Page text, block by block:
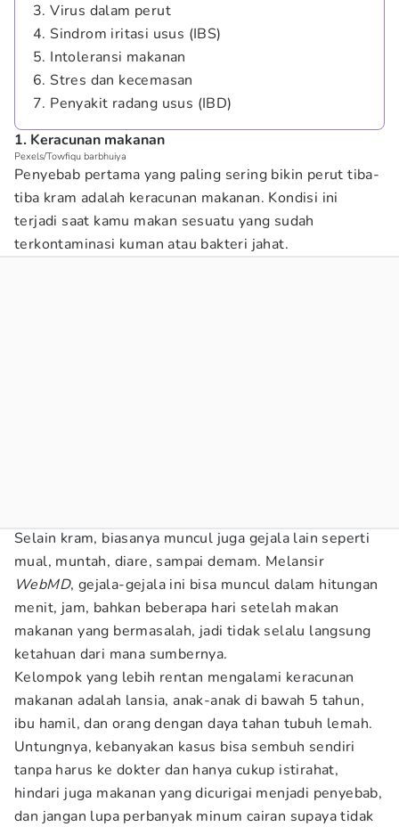
3. Virus dalam perut
4. Sindrom iritasi usus (IBS)
5. Intoleransi makanan
6. Stres dan kecemasan
7. Penyakit radang usus (IBD)
1. Keracunan makanan
Pexels/Towfiqu barbhuiya
Penyebab pertama yang paling sering bikin perut tiba-
tiba kram adalah keracunan makanan. Kondisi ini
terjadi saat kamu makan sesuatu yang sudah
terkontaminasi kuman atau bakteri jahat.
Selain kram, biasanya muncul juga gejala lain seperti
mual, muntah, diare, sampai demam. Melansir
WebMD, gejala-gejala ini bisa muncul dalam hitungan
menit, jam, bahkan beberapa hari setelah makan
makanan yang bermasalah, jadi tidak selalu langsung
ketahuan dari mana sumbernya.
Kelompok yang lebih rentan mengalami keracunan
makanan adalah lansia, anak-anak di bawah 5 tahun,
ibu hamil, dan orang dengan daya tahan tubuh lemah.
Untungnya, kebanyakan kasus bisa sembuh sendiri
tanpa harus ke dokter dan hanya cukup istirahat,
hindari juga makanan yang dicurigai menjadi penyebab,
dan jangan lupa perbanyak minum cairan supaya tidak